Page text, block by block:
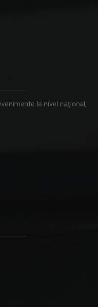
puţin ...
GERMANĂ
...
la nivel naţional,